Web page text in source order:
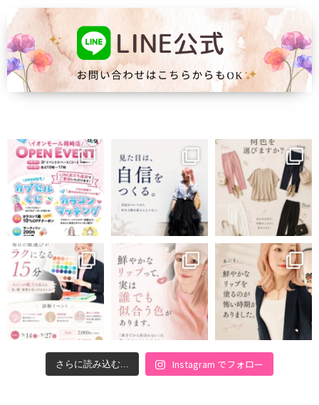
さらに読み込む... Instagram でフォロー